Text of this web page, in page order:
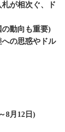
が相次ぐ、ド
動向も重要)
への思惑やドル
8月12日)